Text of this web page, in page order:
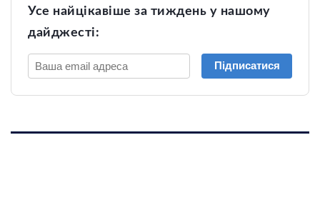
Усе найцікавіше за тиждень у нашому
дайджесті:
Підписатися